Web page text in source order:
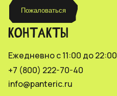
Пожаловаться
КОНТАКТЫ
Ежедневно с 11:00 до 22:00
+7 (800) 222-70-40
info@panteric.ru